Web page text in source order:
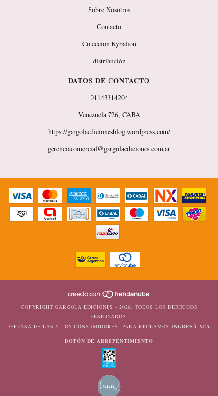
Sobre Nosotros
Contacto
Colección Kybalión
distribución
DATOS DE CONTACTO
01143314204
Venezuela 726, CABA
https://gargolaedicionesblog.wordpress.com/
gerenciacomercial@gargolaediciones.com.ar
COPYRIGHT GÁRGOLA EDICIONES - 2026. TODOS LOS DERECHOS
RESERVADOS.
DEFENSA DE LAS Y LOS CONSUMIDORES. PARA RECLAMOS INGRESÁ ACÁ.
BOTÓN DE ARREPENTIMIENTO